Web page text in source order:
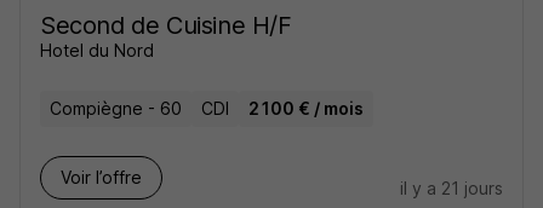
Second de Cuisine H/F
Hotel du Nord
Compiègne - 60 CDI 2 100 € / mois
Voir l’offre
il y a 21 jours